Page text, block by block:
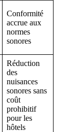
Conformité
accrue aux
normes
sonores
Réduction
des
nuisances
sonores sans
coût
prohibitif
pour les
hôtels